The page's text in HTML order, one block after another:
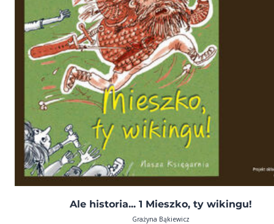
Ale historia... 1 Mieszko, ty wikingu!
Grażyna Bąkiewicz